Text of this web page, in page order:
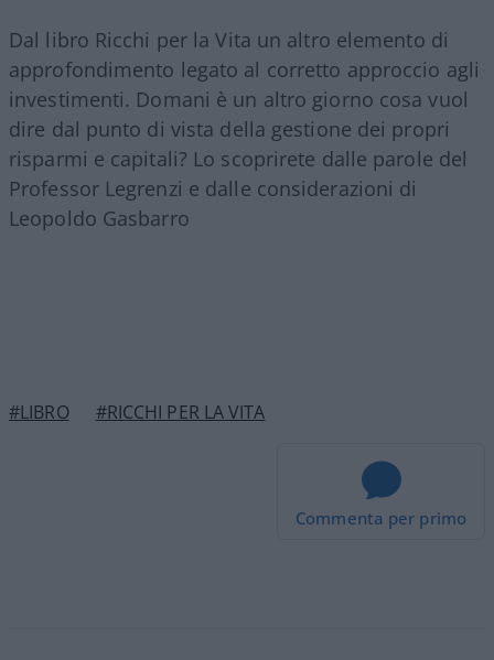
Dal libro Ricchi per la Vita un altro elemento di
approfondimento legato al corretto approccio agli
investimenti. Domani è un altro giorno cosa vuol
dire dal punto di vista della gestione dei propri
risparmi e capitali? Lo scoprirete dalle parole del
Professor Legrenzi e dalle considerazioni di
Leopoldo Gasbarro
#LIBRO #RICCHI PER LA VITA
Commenta per primo